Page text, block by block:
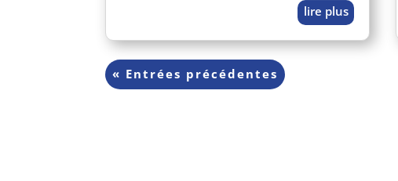
lire plus
« Entrées précédentes